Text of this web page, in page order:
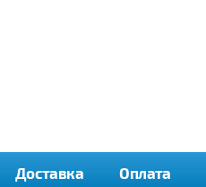
Доставка Оплата